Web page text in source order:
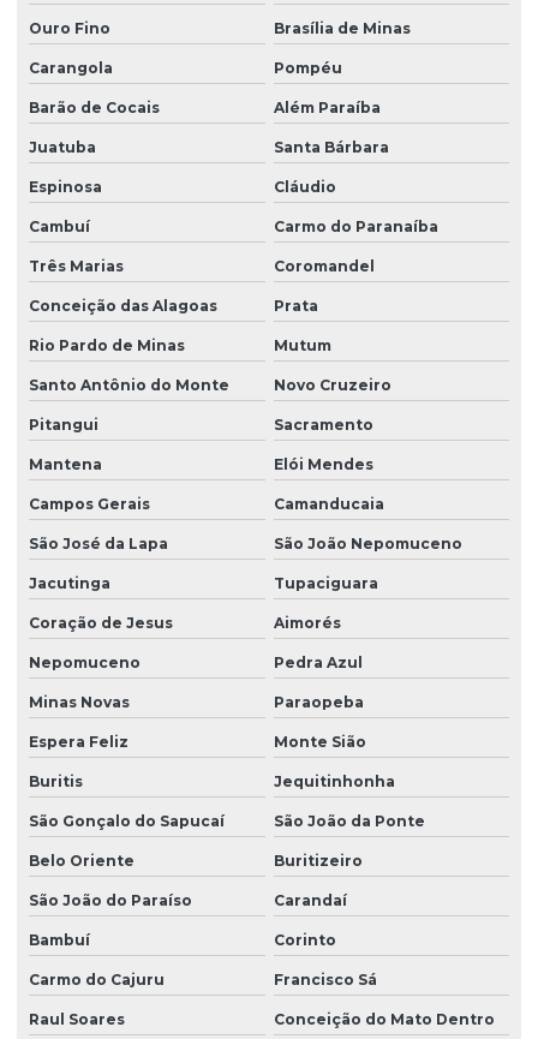
Ouro Fino Brasília de Minas
Carangola Pompéu
Barão de Cocais Além Paraíba
Juatuba Santa Bárbara
Espinosa Cláudio
Cambuí Carmo do Paranaíba
Três Marias Coromandel
Conceição das Alagoas Prata
Rio Pardo de Minas Mutum
Santo Antônio do Monte Novo Cruzeiro
Pitangui Sacramento
Mantena Elói Mendes
Campos Gerais Camanducaia
São José da Lapa São João Nepomuceno
Jacutinga Tupaciguara
Coração de Jesus Aimorés
Nepomuceno Pedra Azul
Minas Novas Paraopeba
Espera Feliz Monte Sião
Buritis Jequitinhonha
São Gonçalo do Sapucaí São João da Ponte
Belo Oriente Buritizeiro
São João do Paraíso Carandaí
Bambuí Corinto
Carmo do Cajuru Francisco Sá
Raul Soares Conceição do Mato Dentro